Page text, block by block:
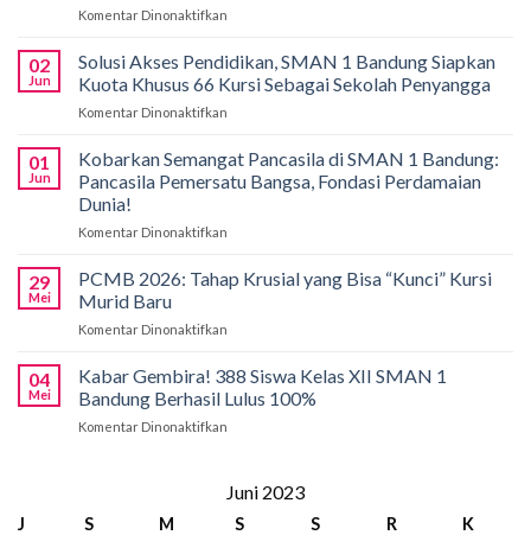
Komentar Dinonaktifkan
di
Bali!
Siswa
Bandung
Borong
Biology
02
Jun
Solusi Akses Pendidikan, SMAN 1 Bandung Siapkan
Kuota Khusus 66 Kursi Sebagai Sekolah Penyangga
Komentar Dinonaktifkan
Akses
Pendidikan,
SMAN
Kuota
Khusus
Sekolah
Penyangga
01
Jun
Kobarkan Semangat Pancasila di SMAN 1 Bandung:
Pancasila Pemersatu Bangsa, Fondasi Perdamaian
Dunia!
Komentar Dinonaktifkan
Semangat
Pancasila
Bandung:
Pancasila
Dunia!
29
Mei
PCMB 2026: Tahap Krusial yang Bisa “Kunci” Kursi
Murid Baru
Komentar Dinonaktifkan
2026:
Tahap
Krusial
Kursi
Baru
04
Mei
Kabar Gembira! 388 Siswa Kelas XII SMAN 1
Bandung Berhasil Lulus 100%
Komentar Dinonaktifkan
388
Kelas
Juni 2023
J S M S S R
K